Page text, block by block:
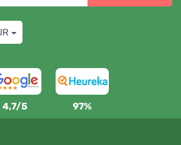
4,7/5 97%